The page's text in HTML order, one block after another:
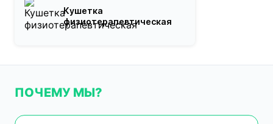
Кушетка
физиотерапевтическая
ПОЧЕМУ МЫ?